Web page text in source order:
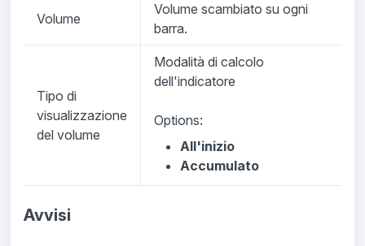
Volume
Volume scambiato su ogni
barra.
Tipo di
visualizzazione
del volume
Modalità di calcolo
dell'indicatore
Options:
All'inizio
Accumulato
Avvisi